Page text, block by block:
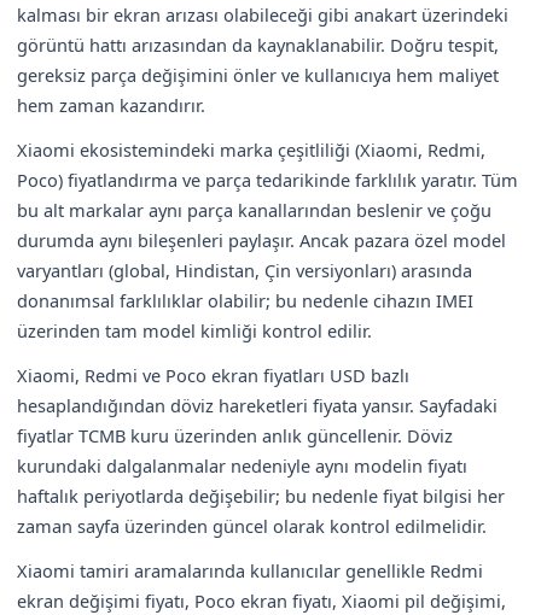
kalması bir ekran arızası olabileceği gibi anakart üzerindeki
görüntü hattı arızasından da kaynaklanabilir. Doğru tespit,
gereksiz parça değişimini önler ve kullanıcıya hem maliyet
hem zaman kazandırır.
Xiaomi ekosistemindeki marka çeşitliliği (Xiaomi, Redmi,
Poco) fiyatlandırma ve parça tedarikinde farklılık yaratır. Tüm
bu alt markalar aynı parça kanallarından beslenir ve çoğu
durumda aynı bileşenleri paylaşır. Ancak pazara özel model
varyantları (global, Hindistan, Çin versiyonları) arasında
donanımsal farklılıklar olabilir; bu nedenle cihazın IMEI
üzerinden tam model kimliği kontrol edilir.
Xiaomi, Redmi ve Poco ekran fiyatları USD bazlı
hesaplandığından döviz hareketleri fiyata yansır. Sayfadaki
fiyatlar TCMB kuru üzerinden anlık güncellenir. Döviz
kurundaki dalgalanmalar nedeniyle aynı modelin fiyatı
haftalık periyotlarda değişebilir; bu nedenle fiyat bilgisi her
zaman sayfa üzerinden güncel olarak kontrol edilmelidir.
Xiaomi tamiri aramalarında kullanıcılar genellikle Redmi
ekran değişimi fiyatı, Poco ekran fiyatı, Xiaomi pil değişimi,